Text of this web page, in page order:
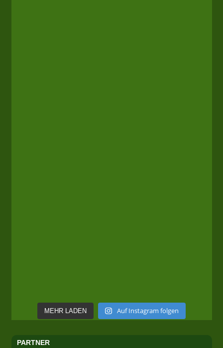
MEHR LADEN Auf Instagram folgen
PARTNER